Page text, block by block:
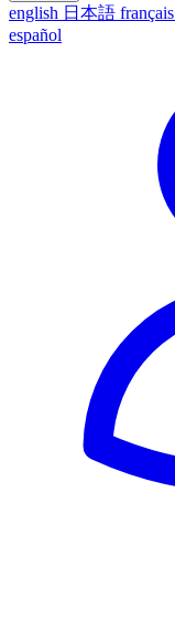
english 日本語 français
español